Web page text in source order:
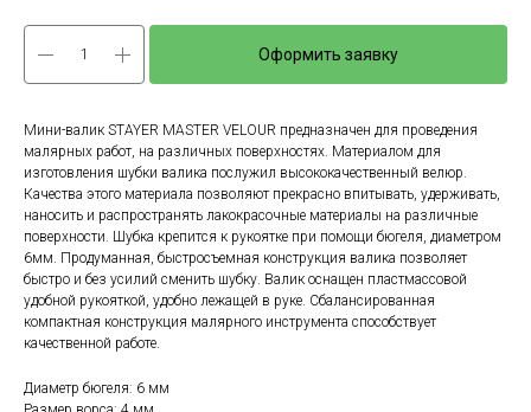
Оформить заявку
Мини-валик STAYER MASTER VELOUR предназначен для проведения
малярных работ, на различных поверхностях. Материалом для
изготовления шубки валика послужил высококачественный велюр.
Качества этого материала позволяют прекрасно впитывать, удерживать,
наносить и распространять лакокрасочные материалы на различные
поверхности. Шубка крепится к рукоятке при помощи бюгеля, диаметром
6мм. Продуманная, быстросъемная конструкция валика позволяет
быстро и без усилий сменить шубку. Валик оснащен пластмассовой
удобной рукояткой, удобно лежащей в руке. Сбалансированная
компактная конструкция малярного инструмента способствует
качественной работе.
Диаметр бюгеля: 6 мм